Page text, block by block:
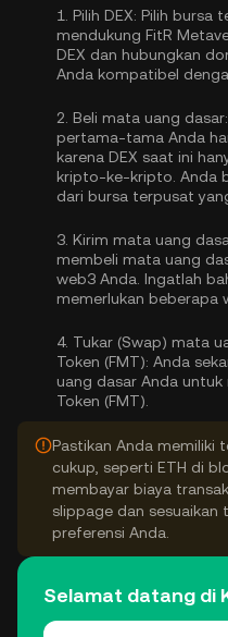
1. Pilih DEX: Pilih bursa
mendukung FitR
DEX dan hubungkan
Anda kompatibel
2. Beli mata uang dasar:
pertama-tama Anda
karena DEX saat ini
kripto-ke-kripto. Anda
dari bursa terpusat
3. Kirim mata uang
membeli mata uang
web3 Anda. Ingatlah
memerlukan beberapa
4. Tukar (Swap) mata
Token (FMT): Anda
uang dasar Anda
Token (FMT).
Pastikan Anda memiliki
cukup, seperti ETH di
membayar biaya
slippage dan sesuaikan
preferensi Anda.
Selamat datang di